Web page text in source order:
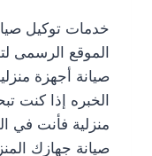
خدمات توكيل
الموقع الرسمى
الخبره إذا كنت
منزلية فأنت في